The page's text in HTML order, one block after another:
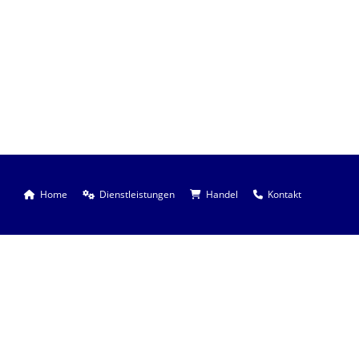
Home Dienstleistungen Handel Kontakt